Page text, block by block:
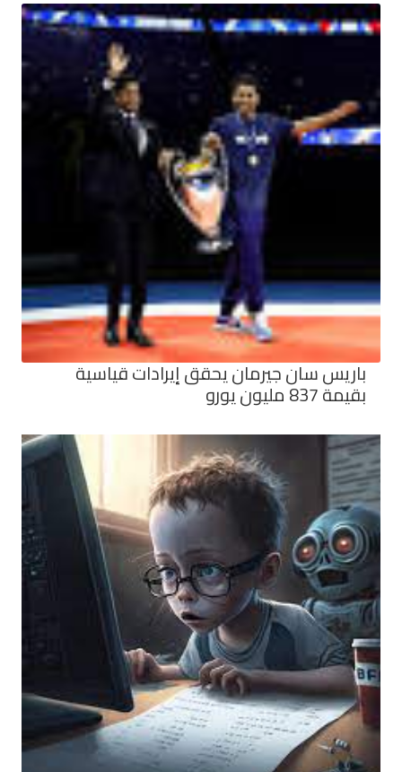
باريس سان جيرمان يحقق إيرادات قياسية
بقيمة 837 مليون يورو